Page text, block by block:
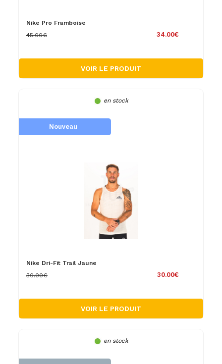
Nike Pro Framboise
34.00€
45.00€
VOIR LE PRODUIT
en stock
Nouveau
Nike Dri-Fit Trail Jaune
30.00€
30.00€
VOIR LE PRODUIT
en stock